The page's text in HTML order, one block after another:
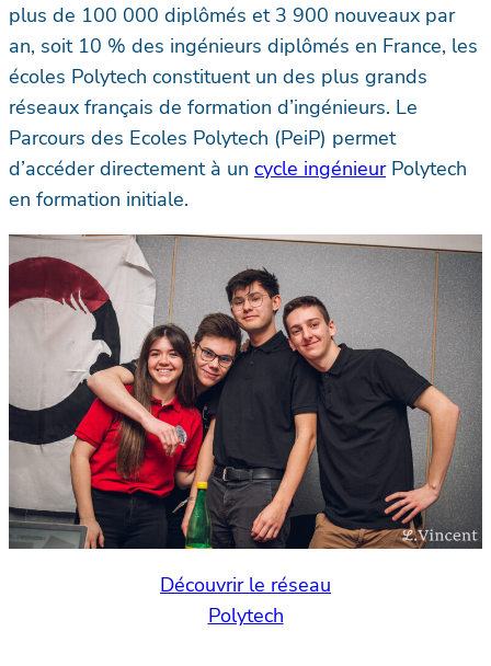
plus de 100 000 diplômés et 3 900 nouveaux par
an, soit 10 % des ingénieurs diplômés en France, les
écoles Polytech constituent un des plus grands
réseaux français de formation d’ingénieurs. Le
Parcours des Ecoles Polytech (PeiP) permet
d’accéder directement à un cycle ingénieurPolytech
en formation initiale.
Découvrir le réseau
Polytech